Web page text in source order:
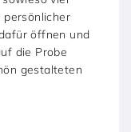
persönlicher
öffnen und
die Probe
gestalteten